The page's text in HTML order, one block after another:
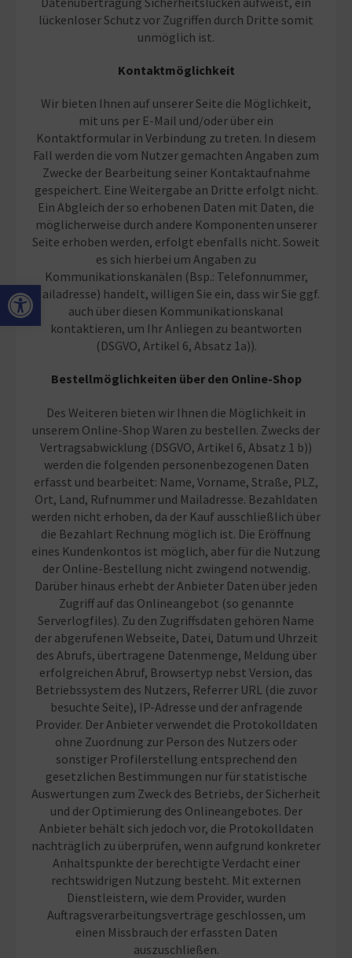
Open toolbar
lückenloser Schutz vor Zugriffen durch Dritte somit
unmöglich ist.
Kontaktmöglichkeit
Wir bieten Ihnen auf unserer Seite die Möglichkeit,
mit uns per E-Mail und/oder über ein
Kontaktformular in Verbindung zu treten. In diesem
Fall werden die vom Nutzer gemachten Angaben zum
Zwecke der Bearbeitung seiner Kontaktaufnahme
gespeichert. Eine Weitergabe an Dritte erfolgt nicht.
Ein Abgleich der so erhobenen Daten mit Daten, die
möglicherweise durch andere Komponenten unserer
Seite erhoben werden, erfolgt ebenfalls nicht. Soweit
es sich hierbei um Angaben zu
Kommunikationskanälen (Bsp.: Telefonnummer,
Mailadresse) handelt, willigen Sie ein, dass wir Sie ggf.
auch über diesen Kommunikationskanal
kontaktieren, um Ihr Anliegen zu beantworten
(DSGVO, Artikel 6, Absatz 1a)).
Bestellmöglichkeiten über den Online-Shop
Des Weiteren bieten wir Ihnen die Möglichkeit in
unserem Online-Shop Waren zu bestellen. Zwecks der
Vertragsabwicklung (DSGVO, Artikel 6, Absatz 1 b))
werden die folgenden personenbezogenen Daten
erfasst und bearbeitet: Name, Vorname, Straße, PLZ,
Ort, Land, Rufnummer und Mailadresse. Bezahldaten
werden nicht erhoben, da der Kauf ausschließlich über
die Bezahlart Rechnung möglich ist. Die Eröffnung
eines Kundenkontos ist möglich, aber für die Nutzung
der Online-Bestellung nicht zwingend notwendig.
Darüber hinaus erhebt der Anbieter Daten über jeden
Zugriff auf das Onlineangebot (so genannte
Serverlogfiles). Zu den Zugriffsdaten gehören Name
der abgerufenen Webseite, Datei, Datum und Uhrzeit
des Abrufs, übertragene Datenmenge, Meldung über
erfolgreichen Abruf, Browsertyp nebst Version, das
Betriebssystem des Nutzers, Referrer URL (die zuvor
besuchte Seite), IP-Adresse und der anfragende
Provider. Der Anbieter verwendet die Protokolldaten
ohne Zuordnung zur Person des Nutzers oder
sonstiger Profilerstellung entsprechend den
gesetzlichen Bestimmungen nur für statistische
Auswertungen zum Zweck des Betriebs, der Sicherheit
und der Optimierung des Onlineangebotes. Der
Anbieter behält sich jedoch vor, die Protokolldaten
nachträglich zu überprüfen, wenn aufgrund konkreter
Anhaltspunkte der berechtigte Verdacht einer
rechtswidrigen Nutzung besteht. Mit externen
Dienstleistern, wie dem Provider, wurden
Auftragsverarbeitungsverträge geschlossen, um
einen Missbrauch der erfassten Daten
auszuschließen.